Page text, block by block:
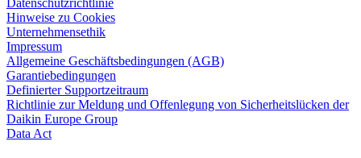
Hinweise zu Cookies
Unternehmensethik
Impressum
Allgemeine Geschäftsbedingungen (AGB)
Garantiebedingungen
Definierter Supportzeitraum
Richtlinie zur Meldung und Offenlegung von Sicherheitslücken der
Daikin Europe Group
Data Act